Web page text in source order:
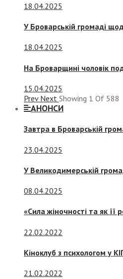
18.04.2025
У Броварській громаді
18.04.2025
На Броварщині чоловік
15.04.2025
Prev Next Showing 1 Of 588
АНОНСИ
Завтра в Броварській
23.04.2025
У Великодимерській
08.04.2025
«Сила жіночності та як
22.02.2022
Кіноклуб з психологом у
21.02.2022